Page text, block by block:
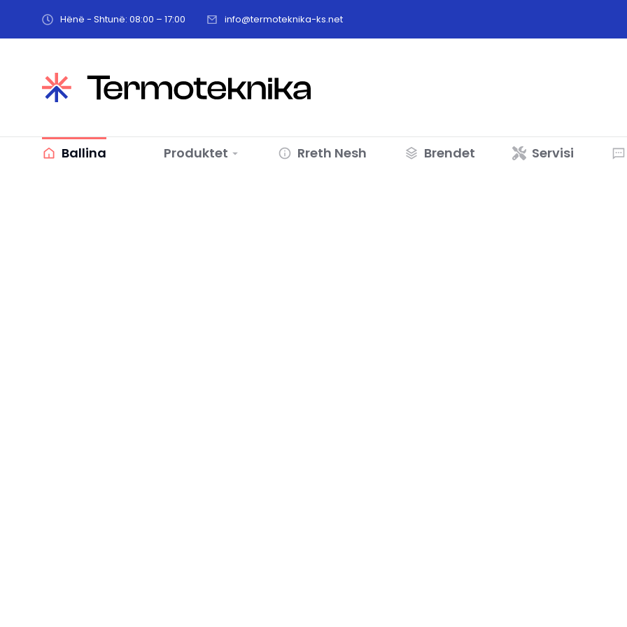
Hënë - Shtunë: 08:00 – 17:00 info@termoteknika-ks.net
Ballina Produktet Rreth Nesh Brendet Servisi